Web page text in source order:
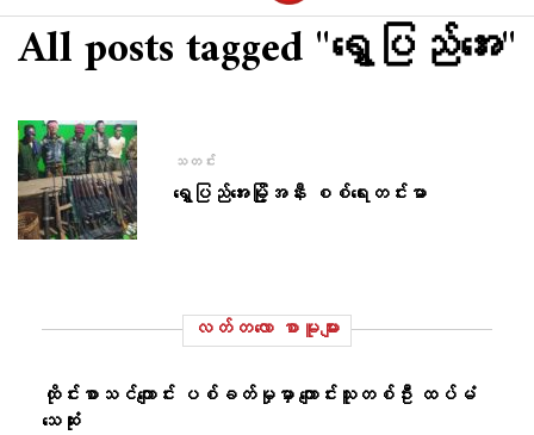
All posts tagged "ရွှေပြည်အေး"
သတင်း
ရွှေပြည်အေးမြို့အနီး စစ်ရေးတင်းမာ
လတ်တ‌လော စာမူများ
ထိုင်းစာသင်ကျောင်း ပစ်ခတ်မှုမှာ ကျောင်းသူတစ်ဦး ထပ်မံ
သေဆုံး